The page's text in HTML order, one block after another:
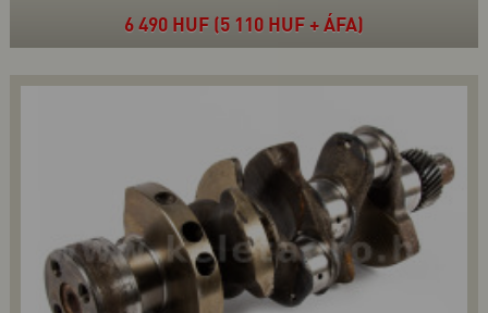
6 490 HUF (5 110 HUF + ÁFA)